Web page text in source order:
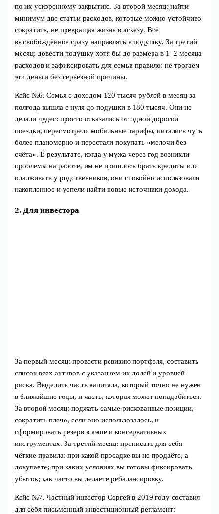
по их ускоренному закрытию. За второй месяц: найти
минимум две статьи расходов, которые можно устойчиво
сократить, не превращая жизнь в аскезу. Всё
высвобождённое сразу направлять в подушку. За третий
месяц: довести подушку хотя бы до размера в 1–2 месяца
расходов и зафиксировать для семьи правило: не трогаем
эти деньги без серьёзной причины.
Кейс №6. Семья с доходом 120 тысяч рублей в месяц за
полгода вышла с нуля до подушки в 180 тысяч. Они не
делали чудес: просто отказались от одной дорогой
поездки, пересмотрели мобильные тарифы, питались чуть
более планомерно и перестали покупать «мелочи без
счёта». В результате, когда у мужа через год возникли
проблемы на работе, им не пришлось брать кредиты или
одалживать у родственников, они спокойно использовали
накопленное и успели найти новые источники дохода.
2. Для инвестора
За первый месяц: провести ревизию портфеля, составить
список всех активов с указанием их долей и уровней
риска. Выделить часть капитала, который точно не нужен
в ближайшие годы, и часть, которая может понадобиться.
За второй месяц: поджать самые рискованные позиции,
сократить плечо, если оно использовалось, и
сформировать резерв в кэше и консервативных
инструментах. За третий месяц: прописать для себя
чёткие правила: при какой просадке вы не продаёте, а
докупаете; при каких условиях вы готовы фиксировать
убыток; как часто вы делаете ребалансировку.
Кейс №7. Частный инвестор Сергей в 2019 году составил
для себя письменный инвестиционный регламент: